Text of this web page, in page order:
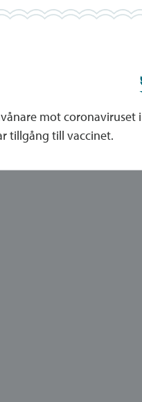
mot coronaviruset
tillgång till vaccinet.